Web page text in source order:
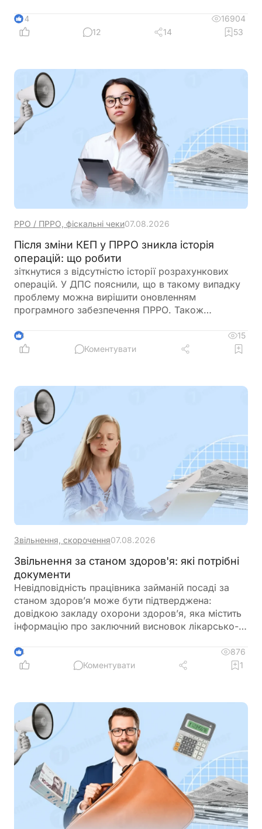
податкового органу протягом 40 календарних
днів після закінчення кварталу, а сплата внеску
14
16904
12
14 53
РРО / ПРРО, фіскальні чеки07.08.2026
Після зміни КЕП у ПРРО зникла історія
операцій: що робити
зіткнутися з відсутністю історії розрахункових
операцій. У ДПС пояснили, що в такому випадку
проблему можна вирішити оновленням
програмного забезпечення ПРРО. Також
повідомлення за формою J/F1391802 із даними
нового сертифіката відкритого ключа
3
15
Коментувати
Звільнення, скорочення07.08.2026
Звільнення за станом здоров'я: які потрібні
документи
Невідповідність працівника займаній посаді за
станом здоров’я може бути підтверджена:
довідкою закладу охорони здоров’я, яка містить
інформацію про заключний висновок лікарсько-
4
876
Коментувати
1